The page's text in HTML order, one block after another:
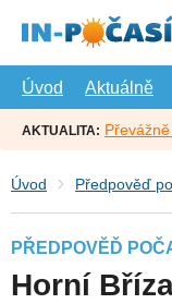
hlavní
Úvod
Aktuálně
AKTUALITA:
Úvod Předpověď
PŘEDPOVĚĎ
Horní